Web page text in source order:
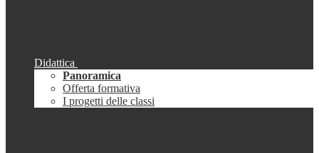
Didattica
Panoramica
Offerta formativa
I progetti delle classi